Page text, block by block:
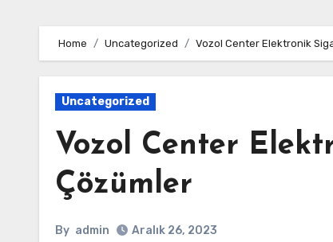
Home Uncategorized Vozol Center Elektronik
Uncategorized
Vozol Center
Çözümler
By admin Aralık 26, 2023